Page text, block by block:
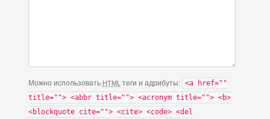
Можно использовать HTML теги и адрибуты: <a href=""
title=""> <abbr title=""> <acronym title=""> <b>
<blockquote cite=""> <cite> <code> <del